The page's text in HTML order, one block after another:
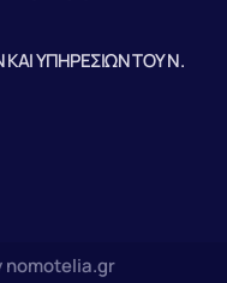
ΥΠΗΡΕΣΙΩΝ ΤΟΥ Ν.
nomotelia.gr